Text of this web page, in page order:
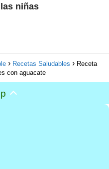
niñas
Recetas Saludables
Receta
con aguacate